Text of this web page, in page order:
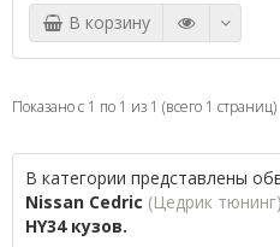
В корзину
Показано с 1 по 1 из 1 (всего 1 страниц)
В категории представлены
Nissan Cedric (Цедрик тюнинг)
HY34 кузов.